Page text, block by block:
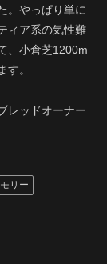
。やっぱり単に
ィア系の気性難
、小倉芝1200m
。
レッドオーナー
リー